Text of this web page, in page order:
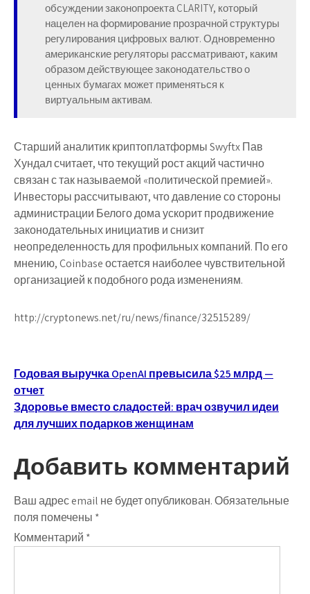
обсуждении законопроекта CLARITY, который
нацелен на формирование прозрачной структуры
регулирования цифровых валют. Одновременно
американские регуляторы рассматривают, каким
образом действующее законодательство о
ценных бумагах может применяться к
виртуальным активам.
Старший аналитик криптоплатформы Swyftx Пав
Хундал считает, что текущий рост акций частично
связан с так называемой «политической премией».
Инвесторы рассчитывают, что давление со стороны
администрации Белого дома ускорит продвижение
законодательных инициатив и снизит
неопределенность для профильных компаний. По его
мнению, Coinbase остается наиболее чувствительной
организацией к подобного рода изменениям.
http://cryptonews.net/ru/news/finance/32515289/
Навигация
по
записям
Годовая выручка OpenAI превысила $25 млрд —
отчет
Здоровье вместо сладостей: врач озвучил идеи
для лучших подарков женщинам
Добавить комментарий
Ваш адрес email не будет опубликован.Обязательные
поля помечены *
Комментарий *